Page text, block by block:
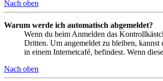
Nach oben
Warum werde ich automatisch abgemeldet?
Wenn du beim Anmelden das
Dritten. Um angemeldet zu bleiben,
in einem Internetcafé, befindest. Wenn
Nach oben